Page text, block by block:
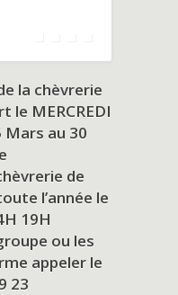
la chèvrerie
le MERCREDI
Mars au 30
de
l’année le
19H
ou les
appeler le
23